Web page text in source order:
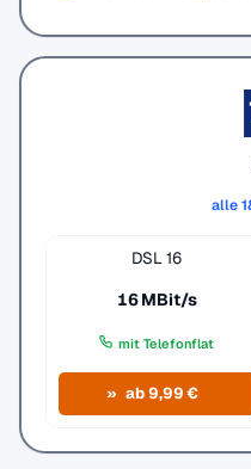
alle
DSL 16
16 MBit/s
mit Telefonflat
ab 9,99 €